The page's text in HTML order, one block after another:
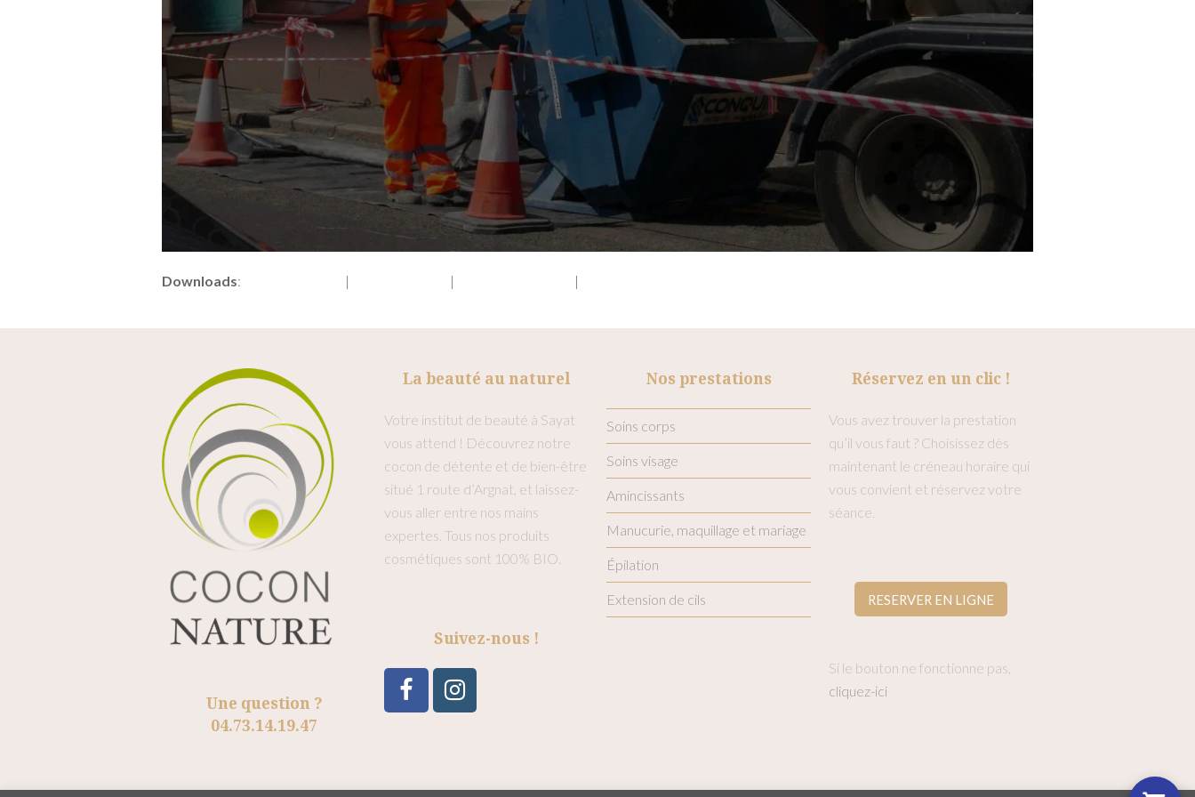
Downloads: | | |
Une question ?
04.73.14.19.47
La beauté au naturel
Votre institut de beauté à Sayat
vous attend ! Découvrez notre
cocon de détente et de bien-être
situé 1 route d’Argnat, et laissez-
vous aller entre nos mains
expertes. Tous nos produits
cosmétiques sont 100% BIO.
Suivez-nous !
FacebookInstagram
Nos prestations
Soins corps
Soins visage
Amincissants
Manucurie, maquillage et mariage
Épilation
Extension de cils
Réservez en un clic !
Vous avez trouver la prestation
qu’il vous faut ? Choisissez dès
maintenant le créneau horaire qui
vous convient et réservez votre
séance.
RESERVER EN LIGNE
Si le bouton ne fonctionne pas,
cliquez-ici